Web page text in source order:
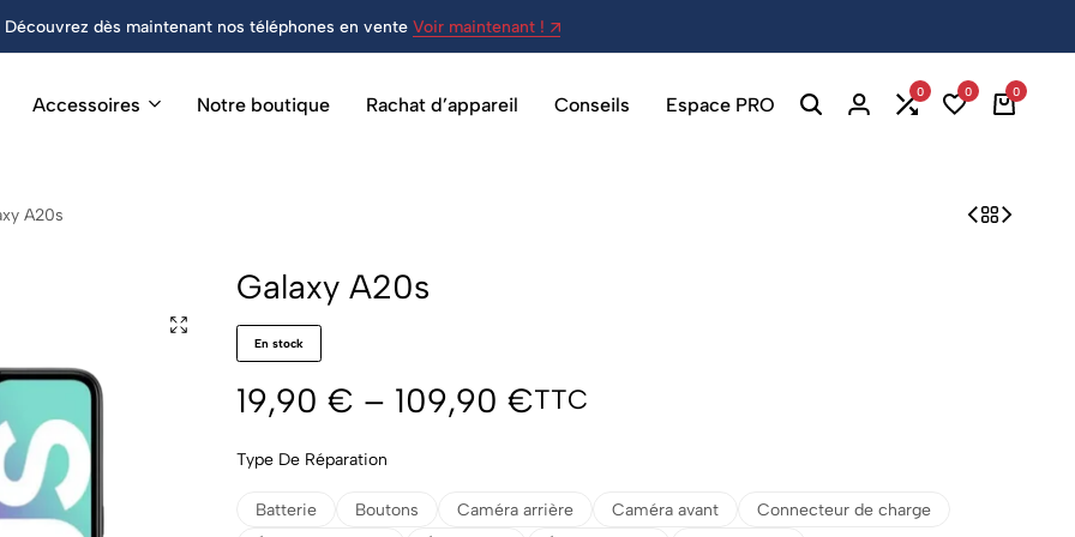
Découvrez dès maintenant nos téléphones en vente Voir maintenant !
Accessoires Notre boutique Rachat d’appareil Conseils Espace PRO
0 0 0
A20s
Galaxy A20s
En stock
19,90 € – 109,90 €TTC
Type De Réparation
Batterie Boutons Caméra arrière Caméra avant
Connecteur de charge